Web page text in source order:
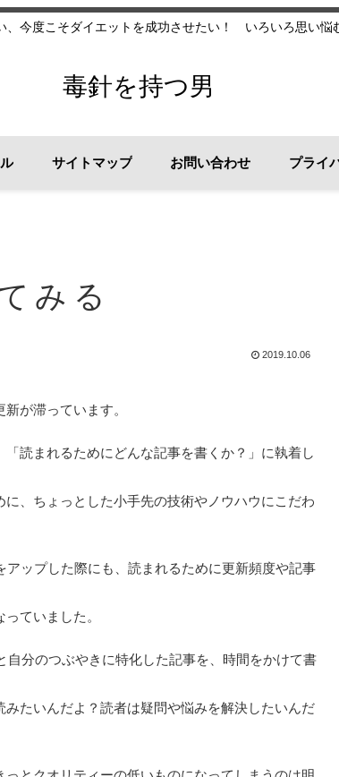
、今度こそダイエットを成功させたい！ いろいろ思い悩
毒針を持つ男
サイトマップ お問い合わせ プライ
みる
2019.10.06
が滞っています。
読まれるためにどんな記事を書くか？」に執着し
、ちょっとした小手先の技術やノウハウにこだわ
ップした際にも、読まれるために更新頻度や記事
ていました。
分のつぶやきに特化した記事を、時間をかけて書
たいんだよ？読者は疑問や悩みを解決したいんだ